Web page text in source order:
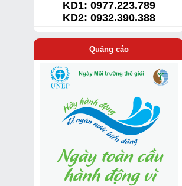
KD1: 0977.223.789
KD2: 0932.390.388
Quảng cáo